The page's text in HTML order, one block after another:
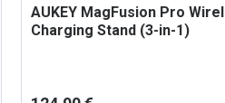
AUKEY MagFusion Pro
Charging Stand (3-in-1)